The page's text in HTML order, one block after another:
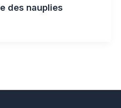
des nauplies